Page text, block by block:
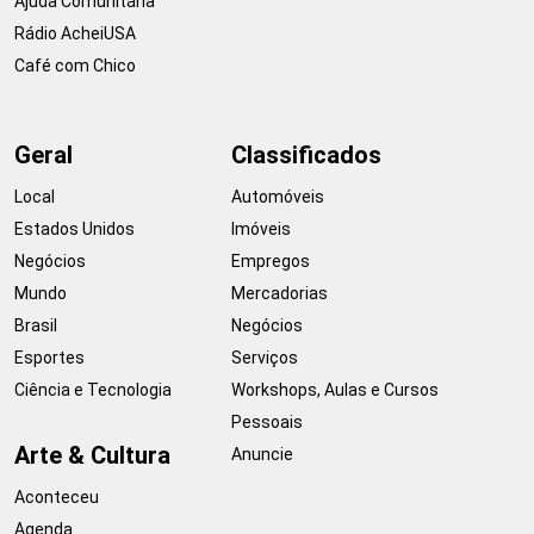
Rádio AcheiUSA
Café com Chico
Geral
Local
Estados Unidos
Negócios
Mundo
Brasil
Esportes
Ciência e Tecnologia
Arte & Cultura
Aconteceu
Agenda
Classificados
Automóveis
Imóveis
Empregos
Mercadorias
Negócios
Serviços
Workshops, Aulas e Cursos
Pessoais
Anuncie